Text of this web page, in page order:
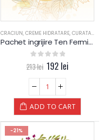
,EXFOLIERE ,GEL CORPORAL,MIGDALE
CRACIUN, CREME HIDRATARE, CURATARE
Pachet ingrijire Ten Fermitate – Yamuna
out of 5
213lei 192 lei
ADD TO CART
-21%